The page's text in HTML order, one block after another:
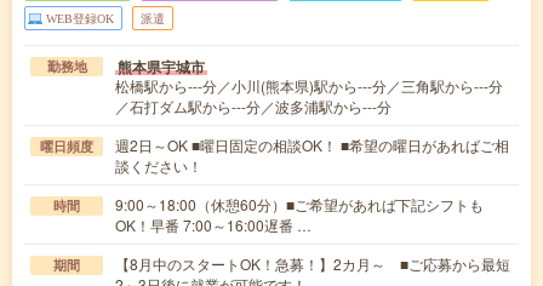
WEB登録OK 派遣
勤務地 熊本県宇城市
松橋駅から---分／小川(熊本県)駅から---分／三角駅から---分
／石打ダム駅から---分／波多浦駅から---分
曜日頻度
週2日～OK ■曜日固定の相談OK！ ■希望の曜日があればご相
談ください！
時間
9:00～18:00（休憩60分）■ご希望があれば下記シフトも
OK！早番 7:00～16:00遅番 …
期間
【8月中のスタートOK！急募！】2カ月～ ■ご応募から最短